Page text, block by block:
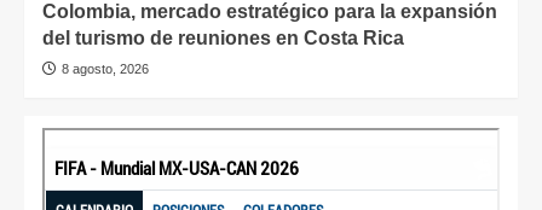
Colombia, mercado estratégico para la expansión
del turismo de reuniones en Costa Rica
8 agosto, 2026